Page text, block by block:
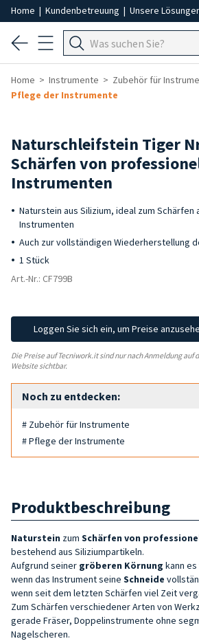
Home | Kundenbetreuung | Unsere
Home Instrumente
Zubehör für
Pflege der Instrumente
Naturschleifstein Tiger
Schärfen von
Instrumenten
Naturstein aus Silizium, ideal zum Schärfen
Instrumenten
Auch zur vollständigen Wiederherstellung
1 Stück
Art.-Nr.: CF799B
Loggen Sie sich ein, um Preise
Die Preise auf Tecniwork.it sind nur nach Anmeldung auf
Website sichtbar.
Noch zu entdecken:
# Zubehör für Instrumente
# Pflege der Instrumente
Produktbeschreibung
Naturstein zum Schärfen von
bestehend aus Siliziumpartikeln.
Aufgrund seiner gröberen Körnung kann
wenn das Instrument seine Schneide
wenn seit dem letzten Schärfen viel Zeit
Zum Schärfen verschiedener Arten von
gerade Fräser, Doppelinstrumente ohne
Nagelscheren.